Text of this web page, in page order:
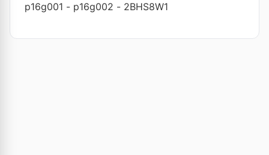
p16g001 - p16g002 - 2BHS8W1